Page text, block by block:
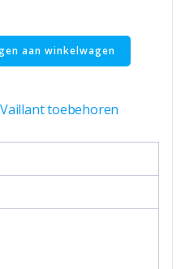
aan winkelwagen
Vaillant toebehoren